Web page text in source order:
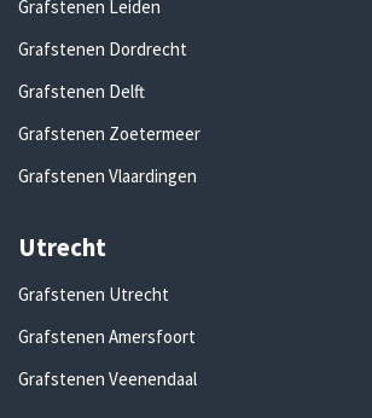
Grafstenen Leiden
Grafstenen Dordrecht
Grafstenen Delft
Grafstenen Zoetermeer
Grafstenen Vlaardingen
Utrecht
Grafstenen Utrecht
Grafstenen Amersfoort
Grafstenen Veenendaal